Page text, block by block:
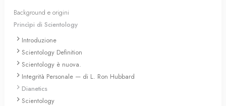
Background e origini
Princìpi di Scientology
Introduzione
Scientology Definition
Scientology è nuova.
Integrità Personale — di L. Ron Hubbard
Dianetics
Scientology